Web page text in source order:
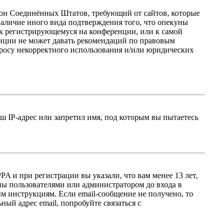
Соединённых Штатов, требующий от сайтов, которые
иного вида подтверждения того, что опекуны
на конференции, или к самой
не может давать рекомендаций по правовым
некорректного использования и/или юридических
адрес или запретил имя, под которым вы пытаетесь
и при регистрации вы указали, что вам менее 13 лет,
пользователями или администратором до входа в
инструкциям. Если email-сообщение не получено, то
адрес email, попробуйте связаться с